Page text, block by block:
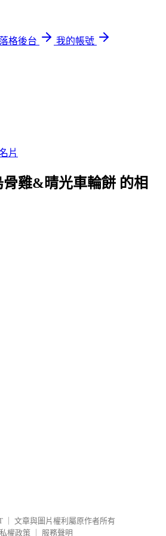
格後台
我的帳號
片
雞&晴光車輪餅 的相
文章與圖片權利屬原作者所有
權政策
服務聲明